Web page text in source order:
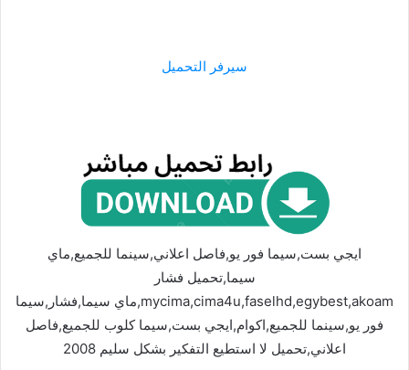
سيرفر التحميل
ايجي بست,سيما فور يو,فاصل اعلاني,سينما للجميع,ماي
سيما,تحميل فشار
mycima,cima4u,faselhd,egybest,akoam,ماي سيما,فشار,سيما
فور يو,سينما للجميع,اكوام,ايجي بست,سيما كلوب للجميع,فاصل
اعلاني,تحميل لا استطيع التفكير بشكل سليم 2008